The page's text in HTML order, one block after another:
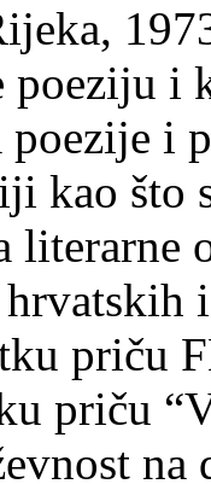
poeziju i
poezije i
kao što
literarne
priču
priču
na